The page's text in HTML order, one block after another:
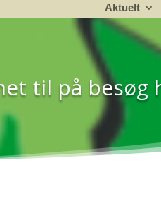
Aktuelt
til på besøg